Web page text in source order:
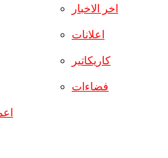
اخر الاخبار
اعلانات
كاريكاتير
فضاءات